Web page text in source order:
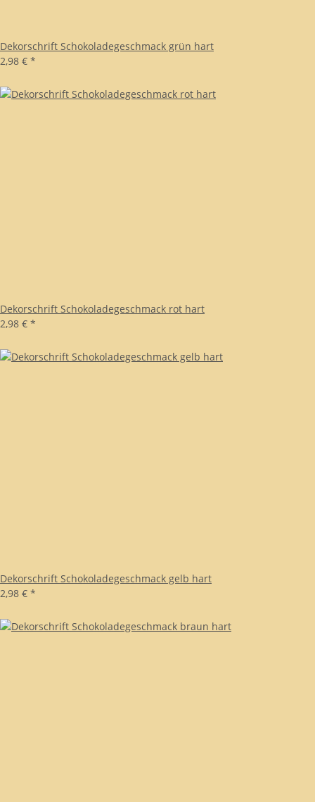
Dekorschrift Schokoladegeschmack grün hart
2,98 € *
Dekorschrift Schokoladegeschmack rot hart
2,98 € *
Dekorschrift Schokoladegeschmack gelb hart
2,98 € *